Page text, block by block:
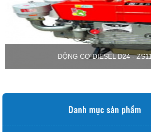
ĐỘNG CƠ DIESEL D24 -
Danh mục sản phẩm